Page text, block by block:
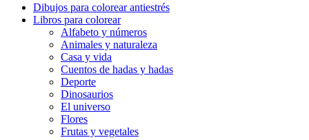
Gente
Halloween y otoño
Invierno y navidad
Música e instrumentos musicales
Peluches y caballos
Dibujos para colorear antiestrés
Libros para colorear
Alfabeto y números
Animales y naturaleza
Casa y vida
Cuentos de hadas y hadas
Deporte
Dinosaurios
El universo
Flores
Frutas y vegetales